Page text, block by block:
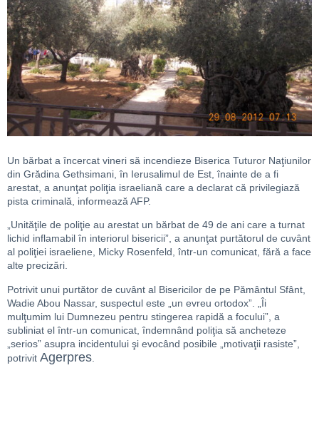
Un bărbat a încercat vineri să incendieze Biserica Tuturor Naţiunilor
din Grădina Gethsimani, în Ierusalimul de Est, înainte de a fi
arestat, a anunţat poliţia israeliană care a declarat că privilegiază
pista criminală, informează AFP.
„Unităţile de poliţie au arestat un bărbat de 49 de ani care a turnat
lichid inflamabil în interiorul bisericii”, a anunţat purtătorul de cuvânt
al poliţiei israeliene, Micky Rosenfeld, într-un comunicat, fără a face
alte precizări.
Potrivit unui purtător de cuvânt al Bisericilor de pe Pământul Sfânt,
Wadie Abou Nassar, suspectul este „un evreu ortodox”. „Îi
mulţumim lui Dumnezeu pentru stingerea rapidă a focului”, a
subliniat el într-un comunicat, îndemnând poliţia să ancheteze
„serios” asupra incidentului şi evocând posibile „motivaţii rasiste”,
potrivit Agerpres